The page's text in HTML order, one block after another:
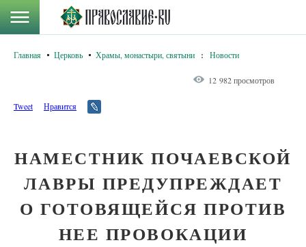
Главная Церковь Храмы, монастыри, святыни : Новости
12 982 просмотров
Tweet Нравится
НАМЕСТНИК ПОЧАЕВСКОЙ
ЛАВРЫ ПРЕДУПРЕЖДАЕТ
О ГОТОВЯЩЕЙСЯ ПРОТИВ
НЕЕ ПРОВОКАЦИИ